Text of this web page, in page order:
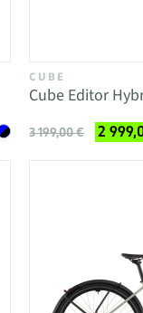
CUBE
Cube Editor
3 199,00 € 2